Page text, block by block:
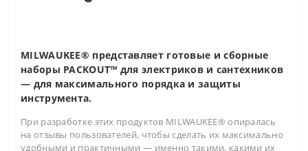
MILWAUKEE® представляет готовые и сборные
наборы PACKOUT™ для электриков и сантехников
— для максимального порядка и защиты
инструмента.
При разработке этих продуктов MILWAUKEE® опиралась
на отзывы пользователей, чтобы сделать их максимально
удобными и практичными — именно такими, какими их